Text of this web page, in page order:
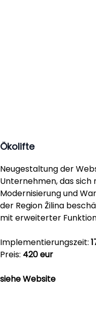
Ökolifte
Neugestaltung der
Unternehmen, das sich
Modernisierung und
der Region Žilina
mit erweiterter
Implementierungszeit:
Preis: 420 eur
siehe Website